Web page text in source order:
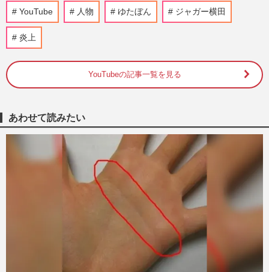
【不登校】群馬発「ユニパス」にゆたぼん
異論！ 知事の提案にネットも波紋
元不登校YouTuberゆたぼん、バイク事故
元不登校YouTuber・ゆたぼんが留学を発
表が賞賛の声続々「結局行動力こそ最強の
才能」「なんかすげぇ」
週刊女性PRIME 2025/3/4
ゆたぼん「ヤングケアラーなのでは…」1
か月検診、ミルク、おむつ替え…15歳下弟
の育児に積極参加で心配の…
2024/12/8
YouTube 人物 ゆたぼん ジャガー横田
炎上
YouTubeの記事一覧を見る
あわせて読みたい